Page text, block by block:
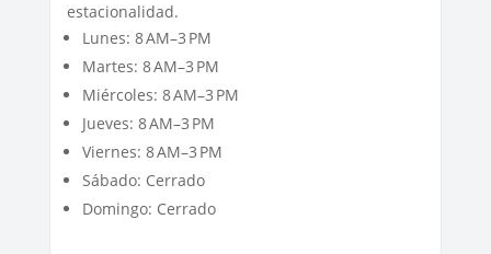
estacionalidad.
Lunes: 8 AM–3 PM
Martes: 8 AM–3 PM
Miércoles: 8 AM–3 PM
Jueves: 8 AM–3 PM
Viernes: 8 AM–3 PM
Sábado: Cerrado
Domingo: Cerrado